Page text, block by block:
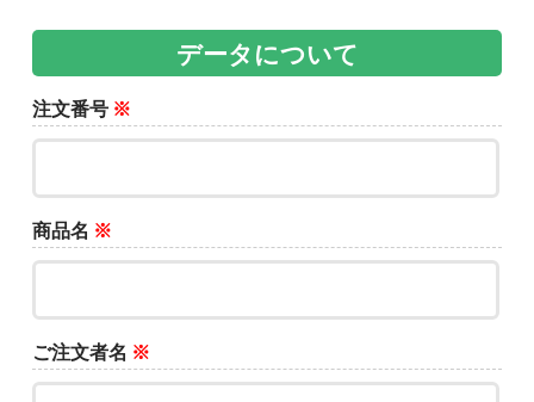
データについて
注文番号 ※
商品名 ※
ご注文者名 ※